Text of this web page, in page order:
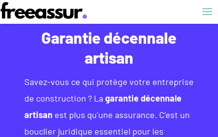
Garantie décennale
artisan
Savez-vous ce qui protège votre entreprise
de construction ? La garantie décennale
artisan est plus qu’une assurance. C’est un
bouclier juridique essentiel pour les